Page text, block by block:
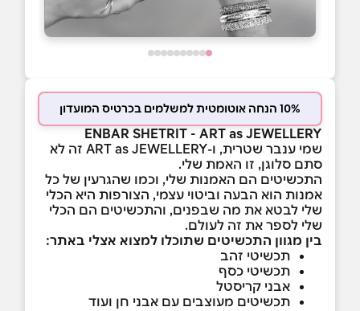
10% הנחה אוטומטית למשלמים בכרטיס המועדון
ENBAR SHETRIT - ART as JEWELLERY
שמי ענבר שטרית, ו-ART as JEWELLERY זה לא
סתם סלוגן, זו האמת שלי.
התכשיטים הם האמנות שלי, וכמו שהגרעין של כל
אמנות הוא הבעה וביטוי עצמי, הצורפות היא הכלי
שלי לבטא את מה שבפנים, והתכשיטים הם הכלי
שלי לספר את זה לעולם.
בין מגוון התכשיטים שתוכלו למצוא אצלי באתר:
תכשיטי זהב
תכשיטי כסף
אבני קריסטל
תכשיטים מעוצבים עם אבני חן ועוד